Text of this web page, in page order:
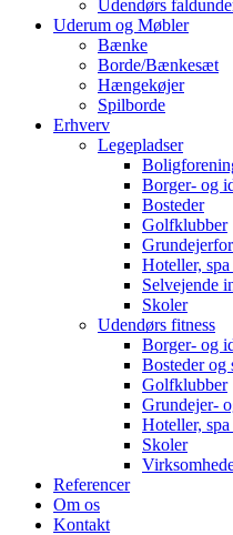
Udendørs
Uderum og Møbler
Bænke
Borde/Bænkesæt
Hængekøjer
Spilborde
Erhverv
Legepladser
Borger- og
Bosteder
Golfklubber
Hoteller,
Selvejende
Skoler
Udendørs fitness
Borger- og
Bosteder og
Golfklubber
Grundejer-
Hoteller,
Skoler
Referencer
Om os
Kontakt